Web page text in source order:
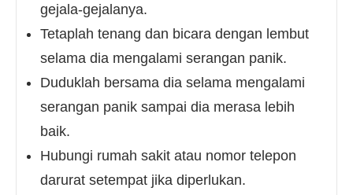
gejala-gejalanya.
Tetaplah tenang dan bicara dengan lembut
selama dia mengalami serangan panik.
Duduklah bersama dia selama mengalami
serangan panik sampai dia merasa lebih
baik.
Hubungi rumah sakit atau nomor telepon
darurat setempat jika diperlukan.